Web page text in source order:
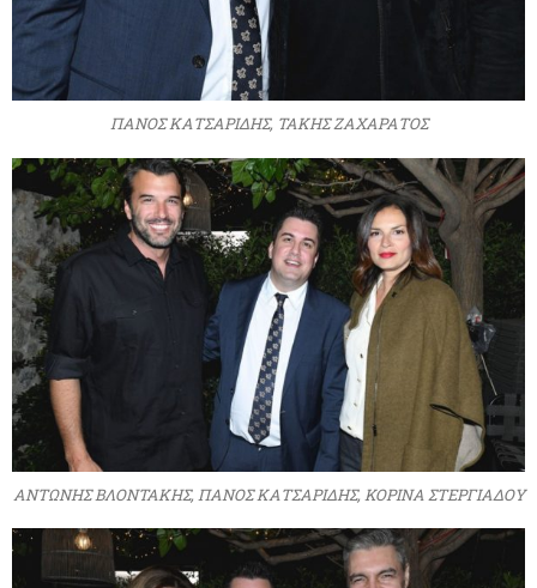
ΠΑΝΟΣ ΚΑΤΣΑΡΙΔΗΣ, ΤΑΚΗΣ ΖΑΧΑΡΑΤΟΣ
ΑΝΤΩΝΗΣ ΒΛΟΝΤΑΚΗΣ, ΠΑΝΟΣ ΚΑΤΣΑΡΙΔΗΣ, ΚΟΡΙΝΑ ΣΤΕΡΓΙΑΔΟΥ